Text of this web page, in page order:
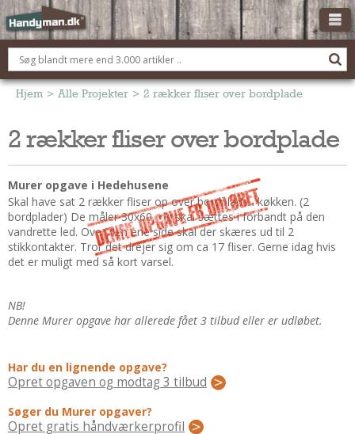
OM HANDYMAN.DK
FÅ 3 TILBUD
BOLIG KØBERÅDGIVNING
Montage Og Nybyg
Reparation Og Vedligehold
Alt Om Køkkenet
Om Materialer
Udskiftning Og Montage
Tips Og Tests
Hjem > Alle Projekter > 2 rækker fliser over bordplade
2 rækker fliser over bordplade
Murer opgave i Hedehusene
Skal have sat 2 rækker fliser op over bordplade i køkken. (2
bordplader) De måler 30x60, og skal sættes i forbandt på den
vandrette led. Over den ene side skal der skæres ud til 2
stikkontakter. Tror det drejer sig om ca 17 fliser. Gerne idag hvis
det er muligt med så kort varsel.
NB!
Denne Murer opgave har allerede fået 3 tilbud eller er udløbet.
Har du en lignende opgave?
Opret opgaven og modtag 3 tilbud
Søger du Murer opgaver?
Opret gratis håndværkerprofil